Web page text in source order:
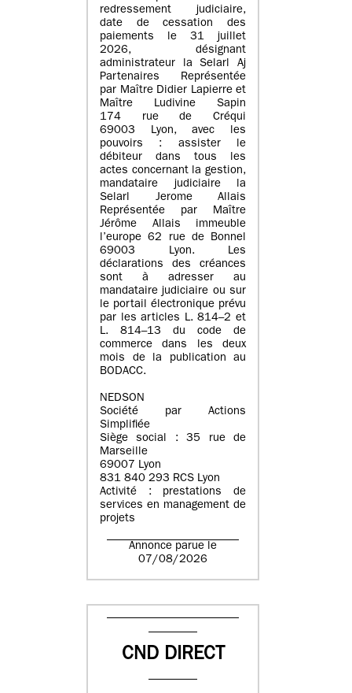
redressement judiciaire,
date de cessation des
paiements le 31 juillet
2026, désignant
administrateur la Selarl Aj
Partenaires Représentée
par Maître Didier Lapierre et
Maître Ludivine Sapin
174 rue de Créqui
69003 Lyon, avec les
pouvoirs : assister le
débiteur dans tous les
actes concernant la gestion,
mandataire judiciaire la
Selarl Jerome Allais
Représentée par Maître
Jérôme Allais immeuble
l’europe 62 rue de Bonnel
69003 Lyon. Les
déclarations des créances
sont à adresser au
mandataire judiciaire ou sur
le portail électronique prévu
par les articles L. 814–2 et
L. 814–13 du code de
commerce dans les deux
mois de la publication au
BODACC.
NEDSON
Société par Actions
Simplifiée
Siège social : 35 rue de
Marseille
69007 Lyon
831 840 293 RCS Lyon
Activité : prestations de
services en management de
projets
Annonce parue le
07/08/2026
CND DIRECT